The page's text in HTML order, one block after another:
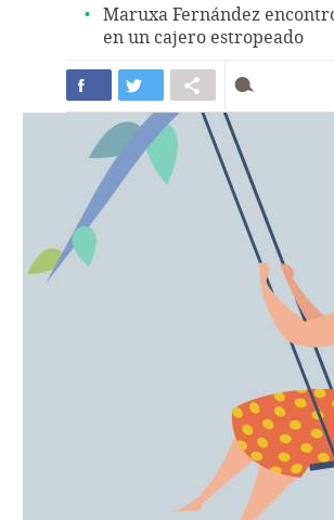
Maruxa Fernández
en un cajero estropeado